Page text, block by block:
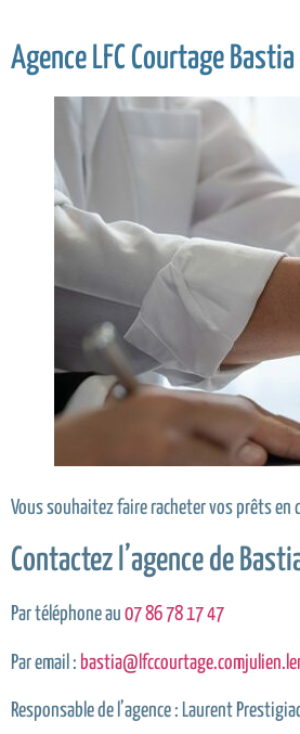
Agence LFC Courtage Bastia
Vous souhaitez faire racheter vos prêts en
Contactez l’agence de
Par téléphone au 07 86 78 17 47
Par email :
Responsable de l’agence : Laurent